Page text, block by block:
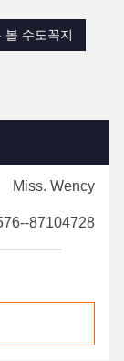
볼 수도꼭지
Miss. Wency
87104728